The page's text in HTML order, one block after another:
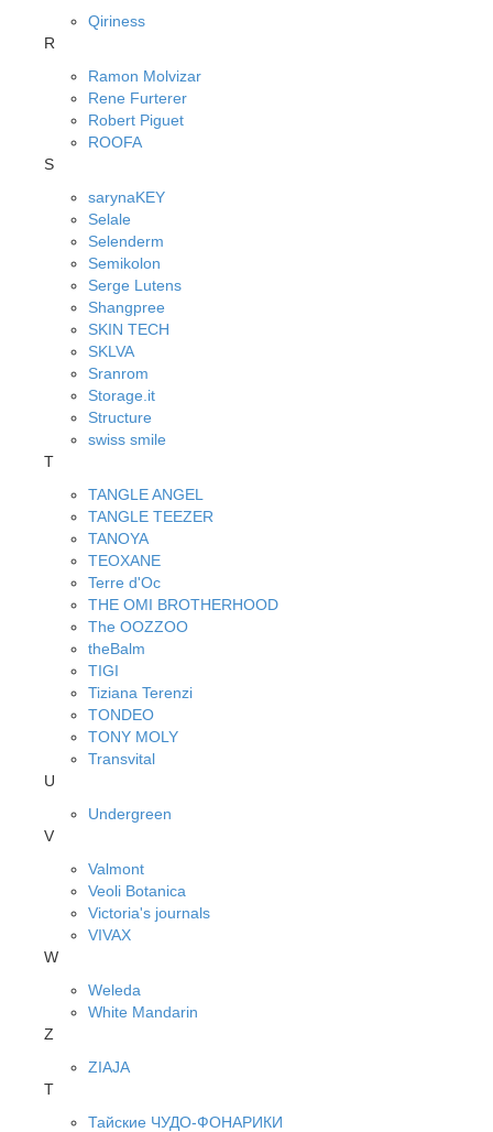
Qiriness
R
Ramon Molvizar
Rene Furterer
Robert Piguet
ROOFA
S
sarynaKEY
Selale
Selenderm
Semikolon
Serge Lutens
Shangpree
SKIN TECH
SKLVA
Sranrom
Storage.it
Structure
swiss smile
T
TANGLE ANGEL
TANGLE TEEZER
TANOYA
TEOXANE
Terre d'Oc
THE OMI BROTHERHOOD
The OOZZOO
theBalm
TIGI
Tiziana Terenzi
TONDEO
TONY MOLY
Transvital
U
Undergreen
V
Valmont
Veoli Botanica
Victoria's journals
VIVAX
W
Weleda
White Mandarin
Z
ZIAJA
Т
Тайские ЧУДО-ФОНАРИКИ